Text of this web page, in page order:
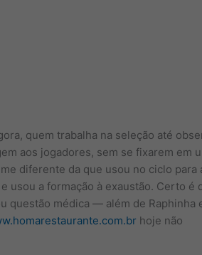
quem trabalha na seleção até
aos jogadores, sem se fixarem em
diferente da que usou no ciclo para
usou a formação à exaustão. Certo é
questão médica — além de Raphinha
hoje não